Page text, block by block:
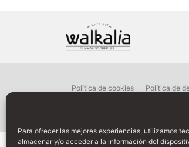
Para ofrecer las mejores experiencias, utilizamos
almacenar y/o acceder a la información del
Política de cookies Política de